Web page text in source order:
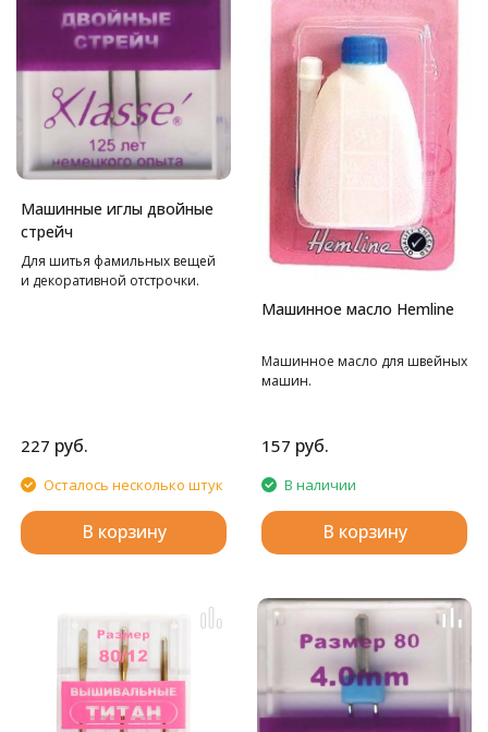
Машинные иглы двойные
стрейч
Для шитья фамильных вещей
и декоративной отстрочки.
227 руб.
Осталось несколько штук
В корзину
Машинное масло Hemline
Машинное масло для швейных
машин.
157 руб.
В наличии
В корзину